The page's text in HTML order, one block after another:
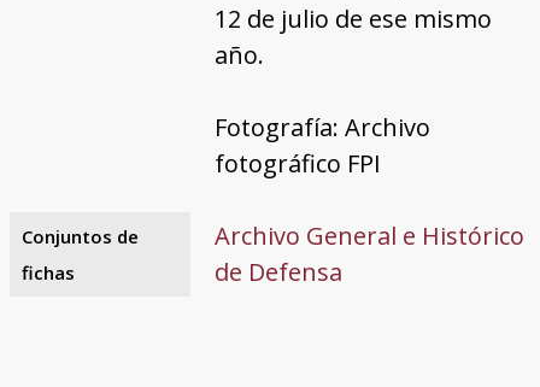
12 de julio de ese mismo
año.
Fotografía: Archivo
fotográfico FPI
Conjuntos de
fichas
Archivo General e Histórico
de Defensa